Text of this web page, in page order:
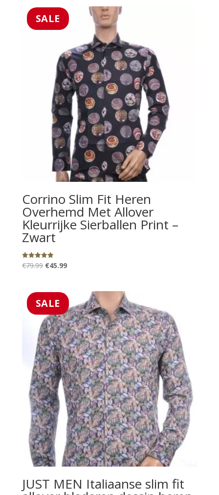
€69.99.€45.99.
SALE
Corrino Slim Fit Heren
Overhemd Met Allover
Kleurrijke Sierballen Print –
Zwart
Gewaardeerd
5.00
€79.99 Oorspronkelijke
€79.99.
€45.99Huidige
€45.99.
SALE
JUST MEN Italiaanse slim fit